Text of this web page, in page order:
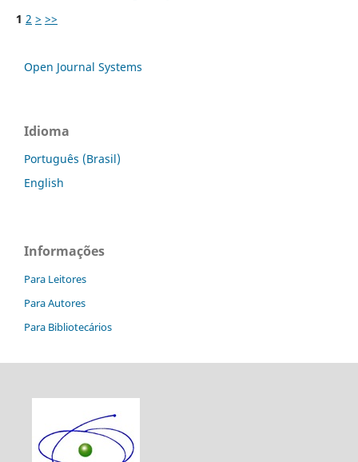
1 2 > >>
Open Journal Systems
Idioma
Português (Brasil)
English
Informações
Para Leitores
Para Autores
Para Bibliotecários